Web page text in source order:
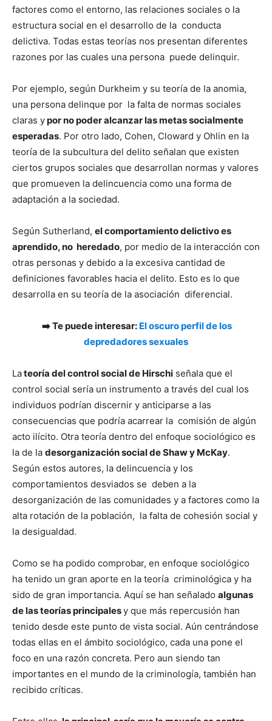
factores como el entorno, las relaciones sociales o la
estructura social en el desarrollo de la conducta
delictiva. Todas estas teorías nos presentan diferentes
razones por las cuales una persona puede delinquir.
Por ejemplo, según Durkheim y su teoría de la anomia,
una persona delinque por la falta de normas sociales
claras ypor no poder alcanzar las metas socialmente
esperadas. Por otro lado, Cohen, Cloward y Ohlin en la
teoría de la subcultura del delito señalan que existen
ciertos grupos sociales que desarrollan normas y valores
que promueven la delincuencia como una forma de
adaptación a la sociedad.
Según Sutherland, el comportamiento delictivo es
aprendido, no heredado, por medio de la interacción con
otras personas y debido a la excesiva cantidad de
definiciones favorables hacia el delito. Esto es lo que
desarrolla en su teoría de la asociación diferencial.
➡️ Te puede interesar: El oscuro perfil de los
depredadores sexuales
Lateoría del control social de Hirschi señala que el
control social sería un instrumento a través del cual los
individuos podrían discernir y anticiparse a las
consecuencias que podría acarrear la comisión de algún
acto ilícito. Otra teoría dentro del enfoque sociológico es
la de la desorganización social de Shaw y McKay.
Según estos autores, la delincuencia y los
comportamientos desviados se deben a la
desorganización de las comunidades y a factores como la
alta rotación de la población, la falta de cohesión social y
la desigualdad.
Como se ha podido comprobar, en enfoque sociológico
ha tenido un gran aporte en la teoría criminológica y ha
sido de gran importancia. Aquí se han señalado algunas
de las teorías principalesy que más repercusión han
tenido desde este punto de vista social. Aún centrándose
todas ellas en el ámbito sociológico, cada una pone el
foco en una razón concreta. Pero aun siendo tan
importantes en el mundo de la criminología, también han
recibido críticas.